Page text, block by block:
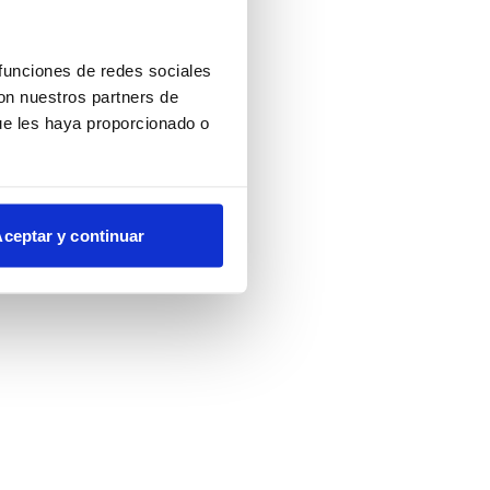
de redes sociales
nuestros partners de
les haya proporcionado o
y continuar
information).